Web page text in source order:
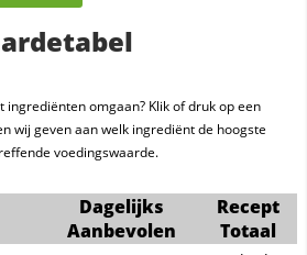
omgaan? Klik of druk op een
wij geven aan welk ingrediënt de hoogste
voedingswaarde.
Dagelijks
Aanbevolen
Recept
Totaal